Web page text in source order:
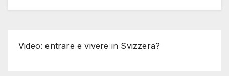
Video: entrare e vivere in Svizzera?